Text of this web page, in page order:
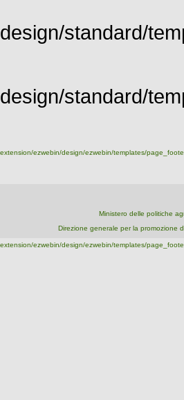
design/standard/
design/standard/
extension/ezwebin/design/ezwebin/templates/
Ministero delle politiche
Direzione generale per la promozione
extension/ezwebin/design/ezwebin/templates/